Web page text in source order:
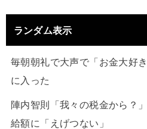
ランダム表示
毎朝朝礼で大声で「お金大好
に入った
陣内智則「我々の税金から？
給額に「えげつない」